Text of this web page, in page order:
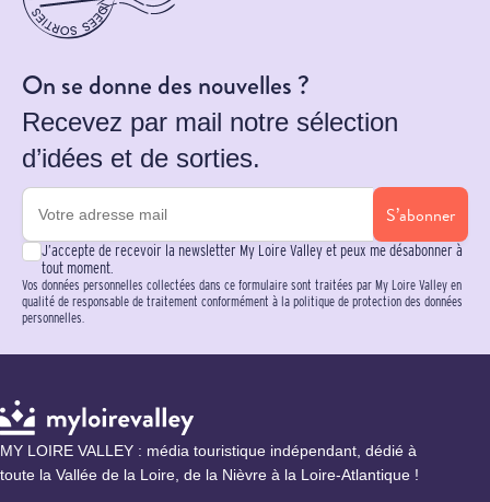
On se donne des nouvelles ?
Recevez par mail notre sélection
d’idées et de sorties.
S’abonner
J’accepte de recevoir la newsletter My Loire Valley et peux me désabonner à
tout moment.
Vos données personnelles collectées dans ce formulaire sont traitées par My Loire Valley en
qualité de responsable de traitement conformément à la politique de protection des données
personnelles.
MY LOIRE VALLEY : média touristique indépendant, dédié à
toute la Vallée de la Loire, de la Nièvre à la Loire-Atlantique !